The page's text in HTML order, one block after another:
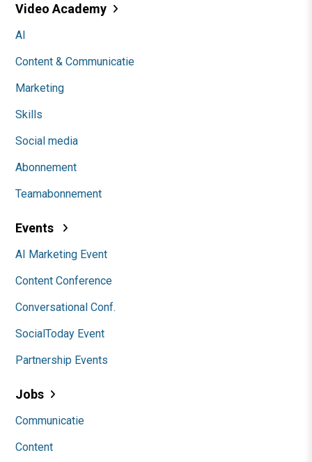
Video Academy
AI
Content & Communicatie
Marketing
Skills
Social media
Abonnement
Teamabonnement
Events
AI Marketing Event
Content Conference
Conversational Conf.
SocialToday Event
Partnership Events
Jobs
Communicatie
Content